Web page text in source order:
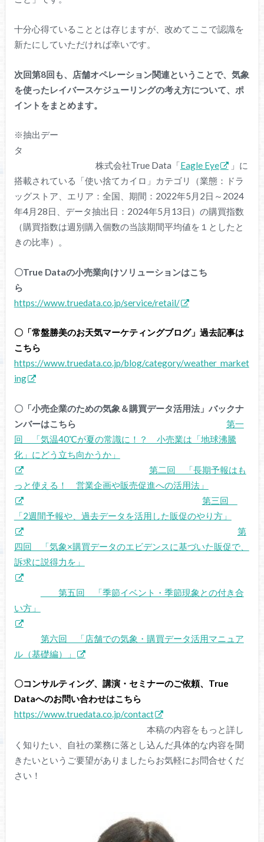
十分心得ていることとは存じますが、改めてここで認識を
新たにしていただければ幸いです。
次回第8回も、店舗オペレーション関連ということで、気象
を使ったレイバースケジューリングの考え方について、ポ
イントをまとめます。
※抽出デー
タ
株式会社True Data「Eagle Eye
」に
搭載されている「使い捨てカイロ」カテゴリ（業態：ドラ
ッグストア、エリア：全国、期間：2022年5月2日～2024
年4月28日、データ抽出日：2024年5月13日）の購買指数
（購買指数は週別購入個数の当該期間平均値を１としたと
きの比率）。
〇True Dataの小売業向けソリューションはこち
ら
https://www.truedata.co.jp/service/retail/
〇「常盤勝美のお天気マーケティングブログ」過去記事は
こちら
https://www.truedata.co.jp/blog/category/weather_market
ing
〇「小売企業のための気象＆購買データ活用法」バックナ
ンバーはこちら
第一
回 「気温40℃が夏の常識に！？ 小売業は「地球沸騰
化」にどう立ち向かうか」
第二回 「長期予報はも
っと使える！ 営業企画や販売促進への活用法」
第三回
「2週間予報や、過去データを活用した販促のやり方」
第
四回 「気象×購買データのエビデンスに基づいた販促で、
訴求に説得力を」
第五回 「季節イベント・季節現象との付き合
い方」
第六回 「店舗での気象・購買データ活用マニュア
ル（基礎編）」
〇コンサルティング、講演・セミナーのご依頼、True
Dataへのお問い合わせはこちら
https://www.truedata.co.jp/contact
本稿の内容をもっと詳し
く知りたい、自社の業務に落とし込んだ具体的な内容を聞
きたいというご要望がありましたらお気軽にお問合せくだ
さい！